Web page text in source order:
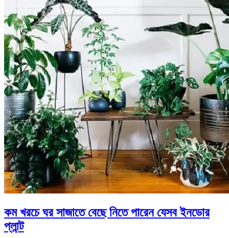
কম খরচে ঘর সাজাতে বেছে নিতে পারেন যেসব ইনডোর
প্লান্ট